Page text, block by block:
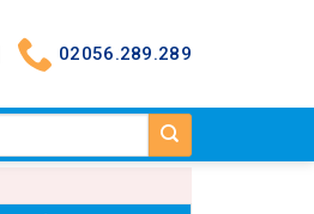
02056.289.289